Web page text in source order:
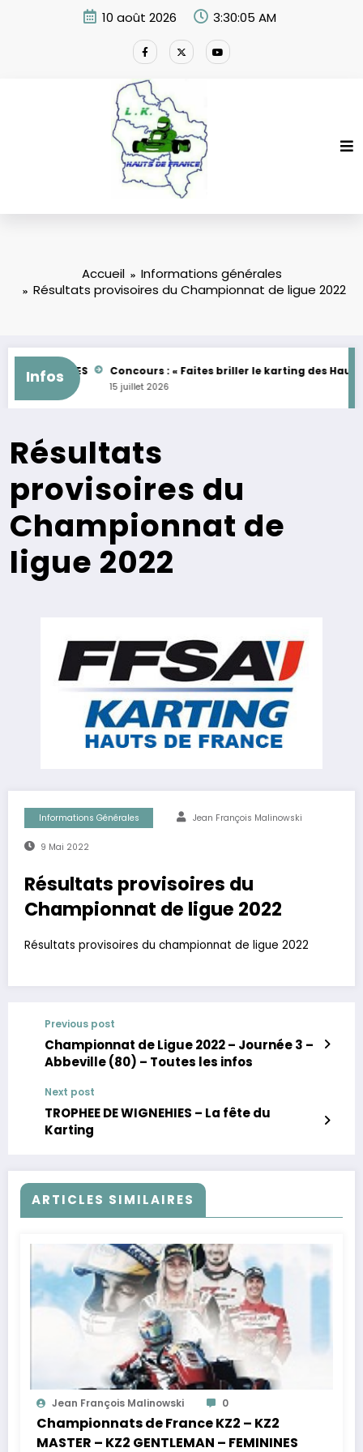
10 août 2026 3:30:06 AM
Accueil
Informations générales
Résultats provisoires du Championnat de ligue 2022
Infos Concours : « Faites briller le karting des Hauts de
15 juillet 2026
Résultats
provisoires du
Championnat de
ligue 2022
Informations Générales Jean François Malinowski
9 Mai 2022
Résultats provisoires du
Championnat de ligue 2022
Résultats provisoires du championnat de ligue 2022
Previous post
Championnat de Ligue 2022 – Journée 3 –
Abbeville (80) – Toutes les infos
Next post
TROPHEE DE WIGNEHIES – La fête du
Karting
ARTICLES SIMILAIRES
Jean François Malinowski 0
Championnats de France KZ2 – KZ2
MASTER – KZ2 GENTLEMAN – FEMININES